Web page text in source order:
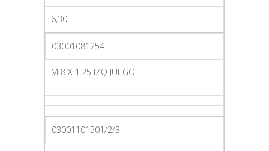
6,30
03001081254
M 8 X 1.25 IZQ JUEGO
03001101501/2/3